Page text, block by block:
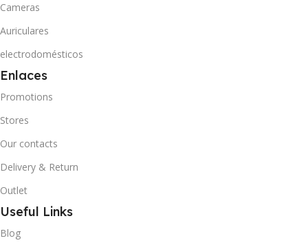
Cameras
Auriculares
electrodomésticos
Enlaces
Promotions
Stores
Our contacts
Delivery & Return
Outlet
Useful Links
Blog